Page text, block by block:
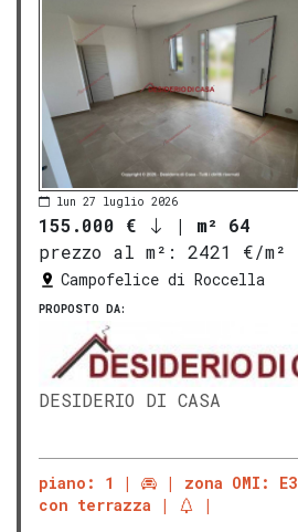
lun 27 luglio 2026
155.000 € | m² 64
prezzo al m²:
2421 €/m²
Campofelice di Roccella
PROPOSTO DA:
DESIDERIO DI CASA
piano: 1
zona OMI: E3
con terrazza